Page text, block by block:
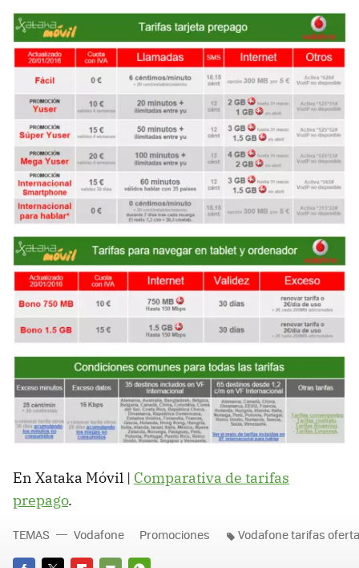
En Xataka Móvil | Comparativa de tarifas
prepago.
TEMAS Vodafone Promociones Vodafone tarifas